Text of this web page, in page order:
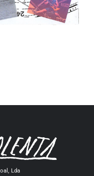
Lda